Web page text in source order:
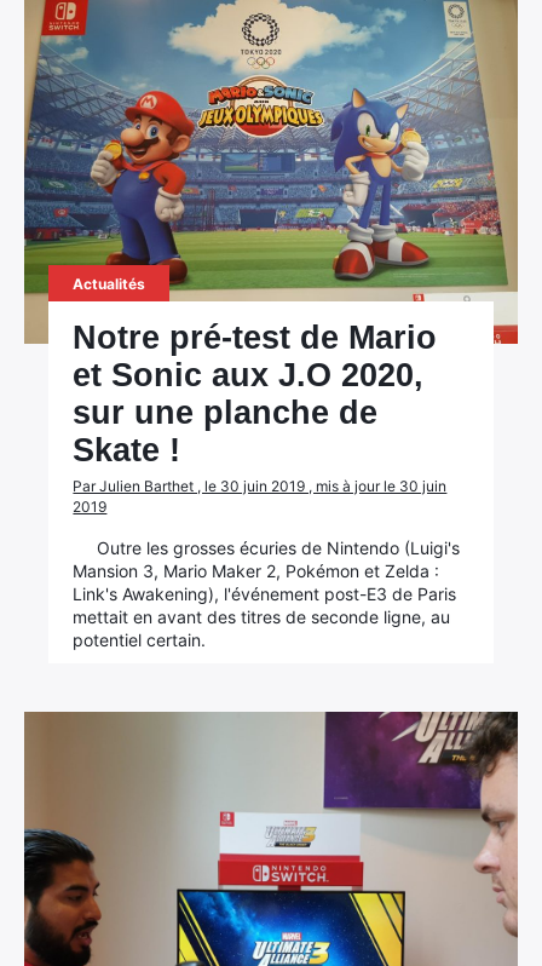
Actualités
Notre pré-test de Mario
et Sonic aux J.O 2020,
sur une planche de
Skate !
Par Julien Barthet , le 30 juin 2019 , mis à jour le 30 juin
2019
Outre les grosses écuries de Nintendo (Luigi's
Mansion 3, Mario Maker 2, Pokémon et Zelda :
Link's Awakening), l'événement post-E3 de Paris
mettait en avant des titres de seconde ligne, au
potentiel certain.